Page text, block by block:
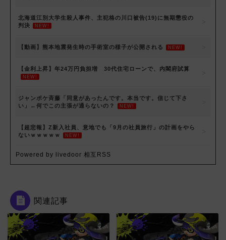
北海道江別大学生殺人事件、主犯格の川口被告(19)に無期懲役の
判決
NEW!
【動画】熊本地震発生時の手術室の様子が公開される NEW!
【金利上昇】年24万円負担増 30代住宅ローンで、内閣府試算
NEW!
ジャンポケ斉藤「同意があったんです。本当です。信じて下さ
い」←何でこの主張が通らないの？
NEW!
【超悲報】Z新入社員、意地でも「9月の社員旅行」の計画をやら
ないｗｗｗｗｗ
NEW!
Powered by livedoor 相互RSS
関連記事